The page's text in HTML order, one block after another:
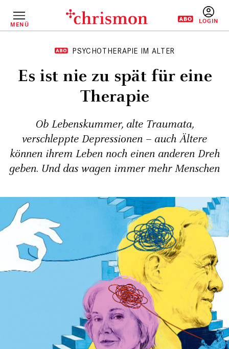
InhaltMENÜ
PSYCHOTHERAPIE IM ALTER
Es ist nie zu spät für eine
Therapie
Ob Lebenskummer, alte Traumata,
verschleppte Depressionen – auch Ältere
können ihrem Leben noch einen anderen Dreh
geben. Und das wagen immer mehr Menschen